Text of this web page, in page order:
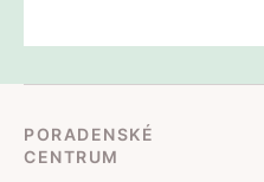
PORADENSKÉ
CENTRUM